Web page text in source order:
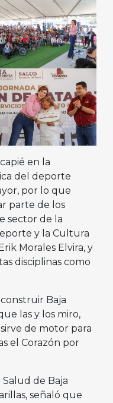
en la
del deporte
por lo que
parte de los
sector de la
y la Cultura
Morales Elvira, y
disciplinas como
Baja
las y los miro,
de motor para
el Corazón por
de Baja
señaló que